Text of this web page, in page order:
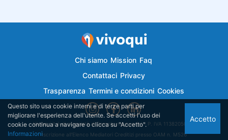
Chi siamo Mission Faq
Contattaci Privacy
Trasparenza Termini e condizioni Cookies
Vivoqui.it è di proprietà di Semplicemutuo Srl - P. IVA 11382050018
Iscrizione all'Elenco Mediatori Creditizi presso OAM n. M526
Questo sito usa cookie interni e di terze parti per
migliorare l'esperienza dell'utente. Se accetti l'uso dei
cookie continua a navigare o clicca su "Accetto".
Informazioni
Accetto